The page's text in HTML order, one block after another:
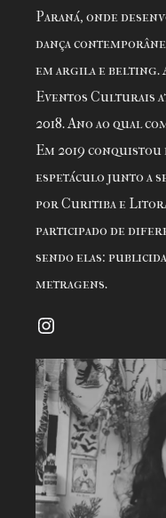
Paraná, onde
dança
em argila e belting.
Eventos Culturais
2018. Ano ao qual
Em 2019
espetáculo junto a
por Curitiba e
participado de
sendo elas:
metragens.
Instagram